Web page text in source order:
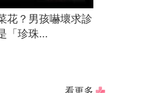
花？男孩嚇壞求診
「珍珠...